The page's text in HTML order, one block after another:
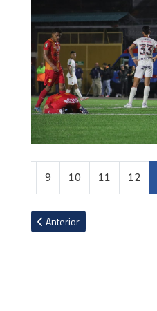
9 10 11 12
Artículo anterior: La
Anterior